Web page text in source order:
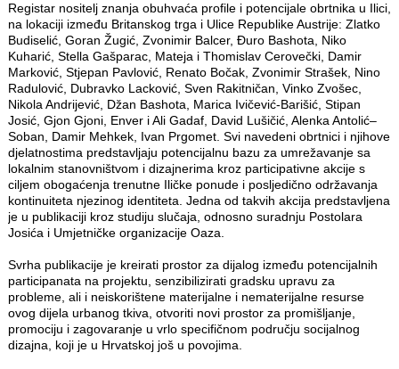
Registar nositelj znanja obuhvaća profile i potencijale obrtnika u Ilici,
na lokaciji između Britanskog trga i Ulice Republike Austrije: Zlatko
Budiselić, Goran Žugić, Zvonimir Balcer, Đuro Bashota, Niko
Kuharić, Stella Gašparac, Mateja i Thomislav Cerovečki, Damir
Marković, Stjepan Pavlović, Renato Bočak, Zvonimir Strašek, Nino
Radulović, Dubravko Lacković, Sven Rakitničan, Vinko Zvošec,
Nikola Andrijević, Džan Bashota, Marica Ivičević-Barišić, Stipan
Josić, Gjon Gjoni, Enver i Ali Gadaf, David Lušičić, Alenka Antolić‒
Soban, Damir Mehkek, Ivan Prgomet. Svi navedeni obrtnici i njihove
djelatnostima predstavljaju potencijalnu bazu za umrežavanje sa
lokalnim stanovništvom i dizajnerima kroz participativne akcije s
ciljem obogaćenja trenutne Iličke ponude i posljedično održavanja
kontinuiteta njezinog identiteta. Jedna od takvih akcija predstavljena
je u publikaciji kroz studiju slučaja, odnosno suradnju Postolara
Josića i Umjetničke organizacije Oaza.
Svrha publikacije je kreirati prostor za dijalog između potencijalnih
participanata na projektu, senzibilizirati gradsku upravu za
probleme, ali i neiskorištene materijalne i nematerijalne resurse
ovog dijela urbanog tkiva, otvoriti novi prostor za promišljanje,
promociju i zagovaranje u vrlo specifičnom području socijalnog
dizajna, koji je u Hrvatskoj još u povojima.